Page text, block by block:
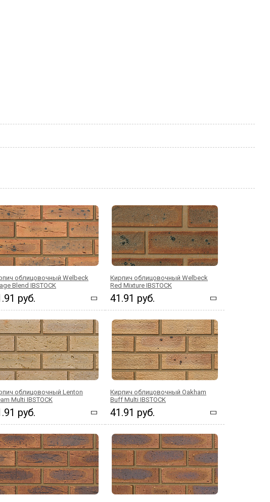
облицовочный Welbeck
Blend IBSTOCK
руб.
Кирпич облицовочный Welbeck
Red Mixture IBSTOCK
41.91 руб.
облицовочный Lenton
Multi IBSTOCK
руб.
Кирпич облицовочный Oakham
Buff Multi IBSTOCK
41.91 руб.